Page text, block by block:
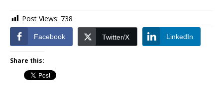
Post Views: 738
Facebook Twitter/X LinkedIn
Share this: